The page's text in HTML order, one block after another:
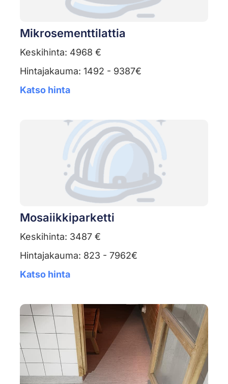
Mikrosementtilattia
Keskihinta: 4968 €
Hintajakauma: 1492 - 9387€
Katso hinta
Mosaiikkiparketti
Keskihinta: 3487 €
Hintajakauma: 823 - 7962€
Katso hinta